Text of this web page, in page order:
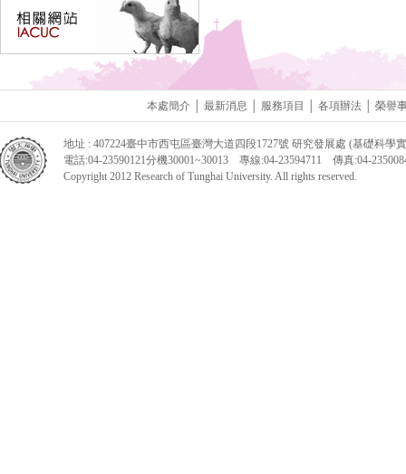
本處簡介 最新消息 服務項目 各項辦法 榮譽
地址 : 407224臺中市西屯區臺灣大道四段1727號 研究發展處 (基礎科學
電話:04-23590121分機30001~30013 專線:04-23594711 傳真:04-
Copyright 2012 Research of Tunghai University. All rights reserved.